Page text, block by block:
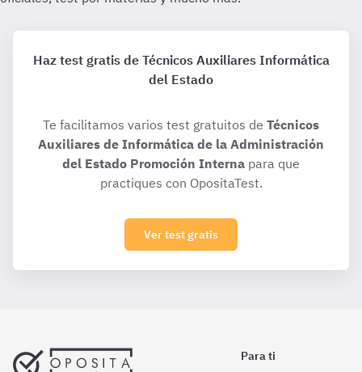
Haz test gratis de Técnicos Auxiliares Informática
del Estado
Te facilitamos varios test gratuitos de Técnicos
Auxiliares de Informática de la Administración
del Estado Promoción Interna para que
practiques con OpositaTest.
Ver test gratis
Para ti